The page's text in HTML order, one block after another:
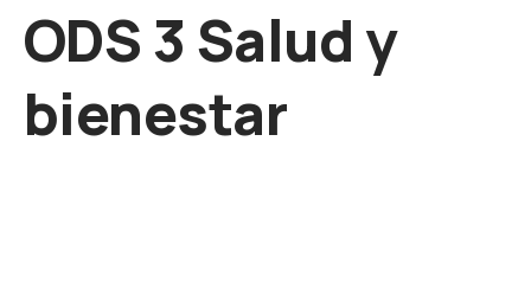
ODS 3 Salud y
bienestar